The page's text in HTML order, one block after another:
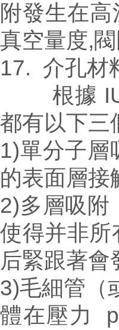
附發生在
真空量度,
17. 介孔材
根據
都有以下三
1)單分子層
的表面層
2)多層吸附
使得并非所
后緊跟著會
3)毛細管（
體在壓力